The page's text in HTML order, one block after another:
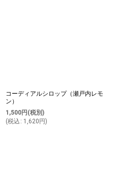
コーディアルシロップ（瀬戸内レモ
ン）
1,500円 (税別)
(税込 : 1,620 円)